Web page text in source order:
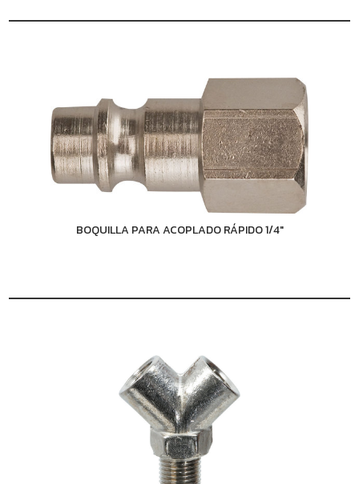
BOQUILLA PARA ACOPLADO RÁPIDO 1/4"